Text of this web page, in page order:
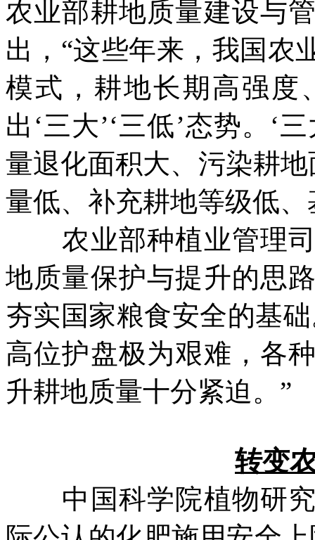
农业部耕地质量建设与
出，“这些年来，我国农
模式，耕地长期高强度
出‘三大’‘三低’态势。‘
量退化面积大、污染耕
量低、补充耕地等级低
农业部种植业管理司
地质量保护与提升的思
夯实国家粮食安全的基
高位护盘极为艰难，各
升耕地质量十分紧迫。”
转变
中国科学院植物研究